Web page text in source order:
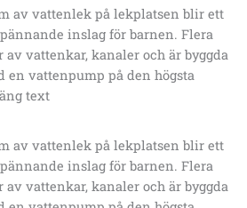
av vattenlek på lekplatsen blir ett
inslag för barnen. Flera
av vattenkar, kanaler och är byggda
en vattenpump på den högsta
text
av vattenlek på lekplatsen blir ett
inslag för barnen. Flera
av vattenkar, kanaler och är byggda